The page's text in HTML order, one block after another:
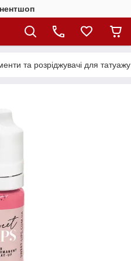
та розріджувачі для татуажу